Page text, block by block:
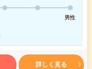
男性
詳しく見る